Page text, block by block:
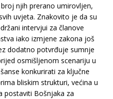
njih prerano umirovljen,
uvjeta. Znakovito je da su
intervjui za članove
iako izmjene zakona još
dodatno potvrđuje sumnje
osmišljenom scenariju u
konkurirati za ključne
bliskim strukturi, većina u
postaviti Bošnjaka za